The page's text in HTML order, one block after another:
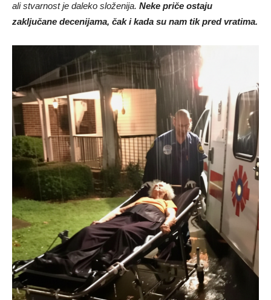
ali stvarnost je daleko složenija. Neke priče ostaju
zaključane decenijama, čak i kada su nam tik pred vratima.